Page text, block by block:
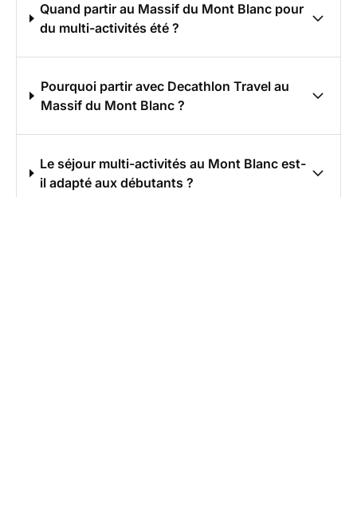
Quand partir au Massif du Mont Blanc pour
du multi-activités été ?
Pourquoi partir avec Decathlon Travel au
Massif du Mont Blanc ?
Le séjour multi-activités au Mont Blanc est-
il adapté aux débutants ?